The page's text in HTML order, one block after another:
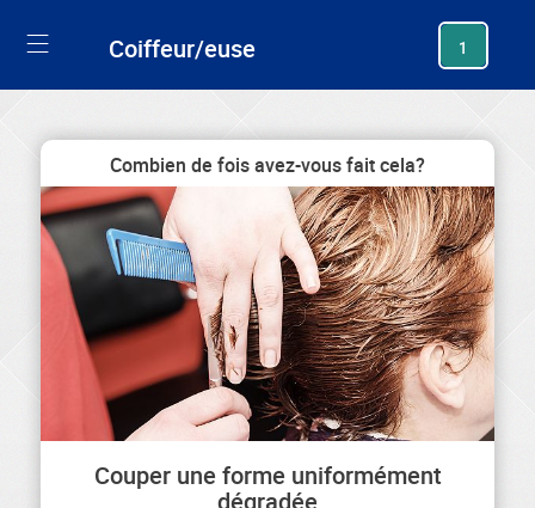
Coiffeur/euse 1
Combien de fois avez-vous fait cela?
Couper une forme uniformément
dégradée